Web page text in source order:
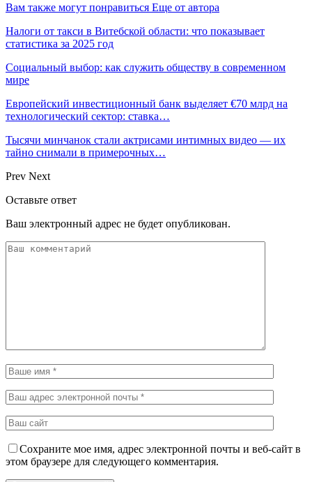
Вам также могут понравиться Еще от автора
Налоги от такси в Витебской области: что показывает
статистика за 2025 год
Социальный выбор: как служить обществу в современном
мире
Европейский инвестиционный банк выделяет €70 млрд на
технологический сектор: ставка…
Тысячи минчанок стали актрисами интимных видео — их
тайно снимали в примерочных…
Prev Next
Оставьте ответ
Ваш электронный адрес не будет опубликован.
Сохраните мое имя, адрес электронной почты и веб-сайт в
этом браузере для следующего комментария.